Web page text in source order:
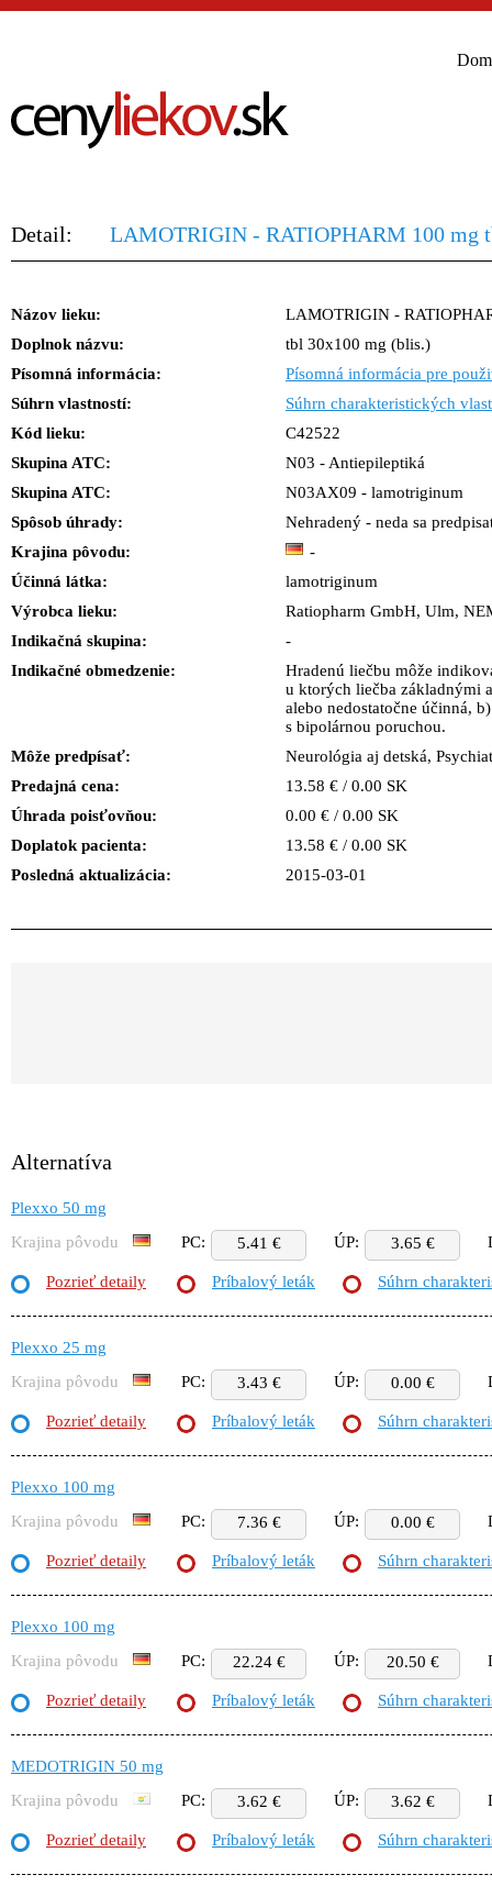
Detail: LAMOTRIGIN - RATIOPHARM 100 mg
Názov lieku:
LAMOTRIGIN -
Doplnok názvu:
tbl 30x100 mg (blis.)
Písomná informácia:
Písomná informácia pre
Súhrn vlastností:
Súhrn charakteristických
Kód lieku:
C42522
Skupina ATC:
N03 - Antiepileptiká
Skupina ATC:
N03AX09 - lamotriginum
Spôsob úhrady:
Nehradený - neda sa
Krajina pôvodu:
-
Účinná látka:
lamotriginum
Výrobca lieku:
Ratiopharm GmbH, Ulm,
Indikačná skupina:
-
Indikačné obmedzenie:
Hradenú liečbu môže
u ktorých liečba základnými
alebo nedostatočne účinná,
s bipolárnou poruchou.
Môže predpísať:
Neurológia aj detská,
Predajná cena:
13.58 € / 0.00 SK
Úhrada poisťovňou:
0.00 € / 0.00 SK
Doplatok pacienta:
13.58 € / 0.00 SK
Posledná aktualizácia:
2015-03-01
Alternatíva
Plexxo 50 mg
Krajina pôvodu
PC: 5.41 € ÚP: 3.65 €
Pozrieť detaily Príbalový leták Súhrn
Plexxo 25 mg
Krajina pôvodu
PC: 3.43 € ÚP: 0.00 €
Pozrieť detaily Príbalový leták Súhrn
Plexxo 100 mg
Krajina pôvodu
PC: 7.36 € ÚP: 0.00 €
Pozrieť detaily Príbalový leták Súhrn
Plexxo 100 mg
Krajina pôvodu
PC: 22.24 € ÚP: 20.50 €
Pozrieť detaily Príbalový leták Súhrn
MEDOTRIGIN 50 mg
Krajina pôvodu
PC: 3.62 € ÚP: 3.62 €
Pozrieť detaily Príbalový leták Súhrn